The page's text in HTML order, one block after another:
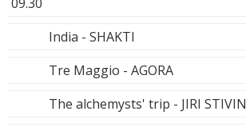
India - SHAKTI
Tre Maggio - AGORA
The alchemysts' trip - JIRI STIVIN